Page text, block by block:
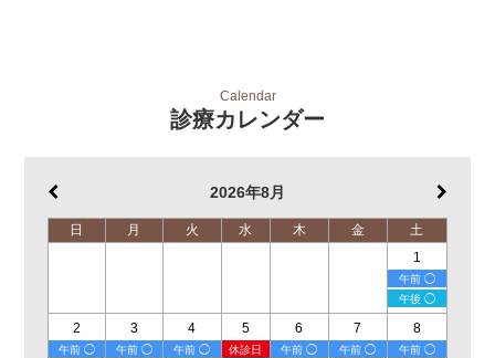
Calendar
診療カレンダー
2026年8月
日 月 火 水 木 金
土
1
午前 ◯
午後 ◯
2
午前 ◯
3
午前 ◯
4
午前 ◯
5
休診日
6
午前 ◯
7
午前 ◯
8
午前 ◯